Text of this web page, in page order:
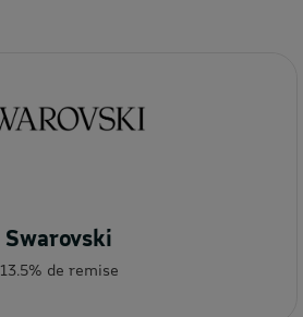
Swarovski
13.5% de remise